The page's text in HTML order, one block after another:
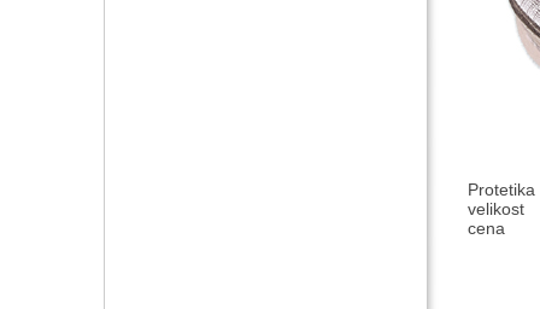
velikost
cena